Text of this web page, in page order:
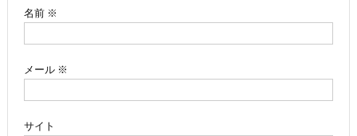
名前 ※
メール ※
サイト